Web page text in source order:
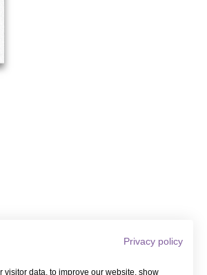
Privacy policy
visitor data, to improve our website, show